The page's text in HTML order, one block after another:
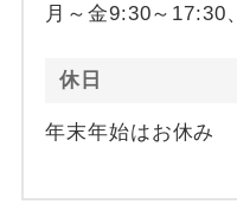
月～金9:30～17:30
休日
年末年始はお休み